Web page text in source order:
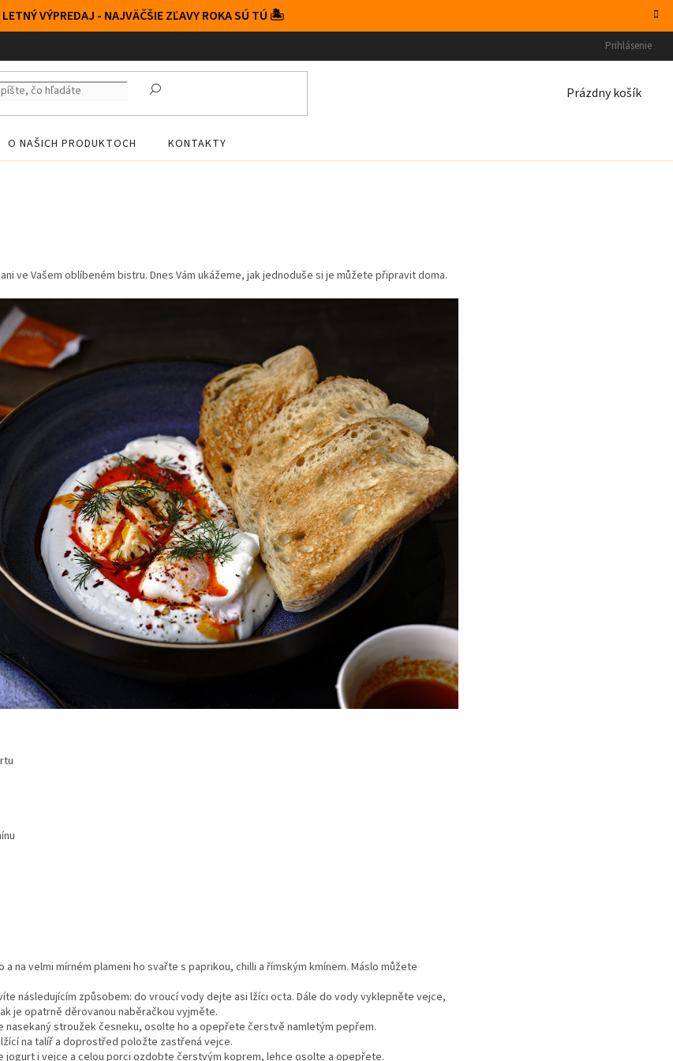
VÝPREDAJ - NAJVÄČŠIE ZĽAVY ROKA SÚ TÚ 🏝️
Prihlásenie
NÁKUPNÝ
Prázdny košík
O NAŠICH PRODUKTOCH KONTAKTY
ve Vašem oblíbeném bistru. Dnes Vám ukážeme, jak jednoduše si je můžete připravit doma.
na velmi mírném plameni ho svařte s paprikou, chilli a římským kmínem. Máslo můžete
následujícím způsobem: do vroucí vody dejte asi lžíci octa. Dále do vody vyklepněte vejce,
je opatrně děrovanou naběračkou vyjměte.
nasekaný stroužek česneku, osolte ho a opepřete čerstvě namletým pepřem.
na talíř a doprostřed položte zastřená vejce.
jogurt i vejce a celou porci ozdobte čerstvým koprem, lehce osolte a opepřete.